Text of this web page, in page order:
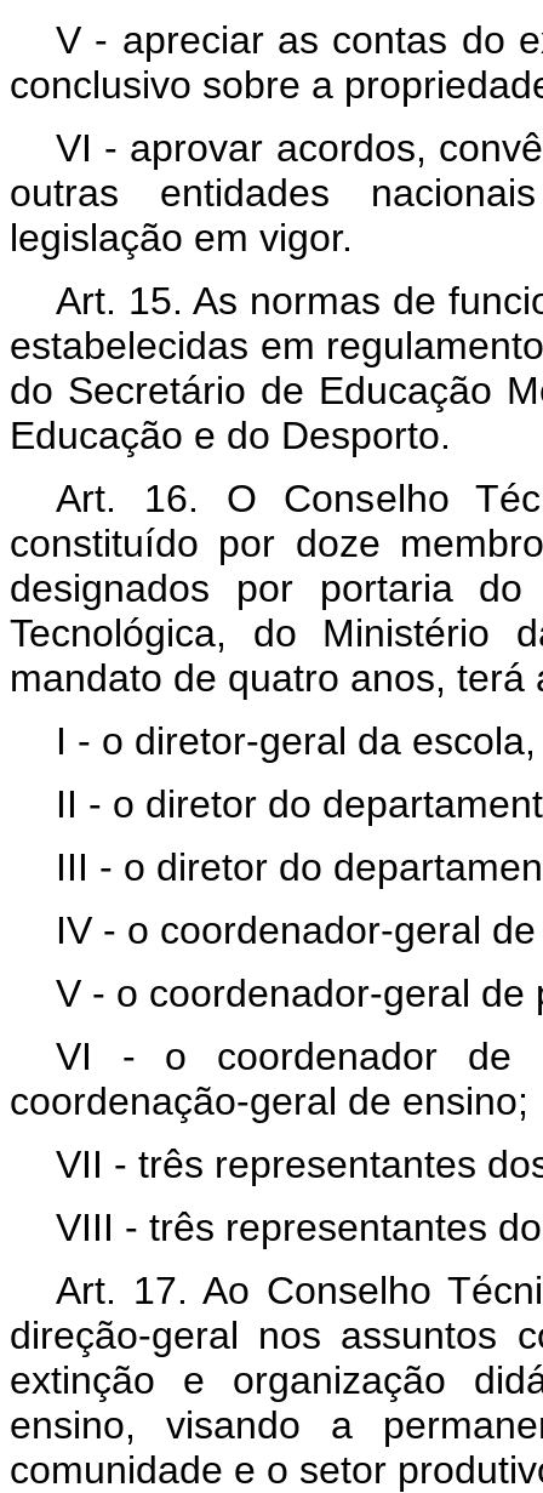
V - apreciar as contas do
conclusivo sobre a
VI - aprovar acordos,
outras entidades
legislação em vigor.
Art. 15. As normas de
estabelecidas em
do Secretário de Educação
Educação e do Desporto.
Art. 16. O Conselho
constituído por doze
designados por portaria
Tecnológica, do Ministério
mandato de quatro anos,
I - o diretor-geral da
II - o diretor do
III - o diretor do
IV - o coordenador-geral
V - o coordenador-geral de
VI - o coordenador de
coordenação-geral de ensino;
VII - três representantes
VIII - três representantes
Art. 17. Ao Conselho
direção-geral nos assuntos
extinção e organização
ensino, visando a
comunidade e o setor